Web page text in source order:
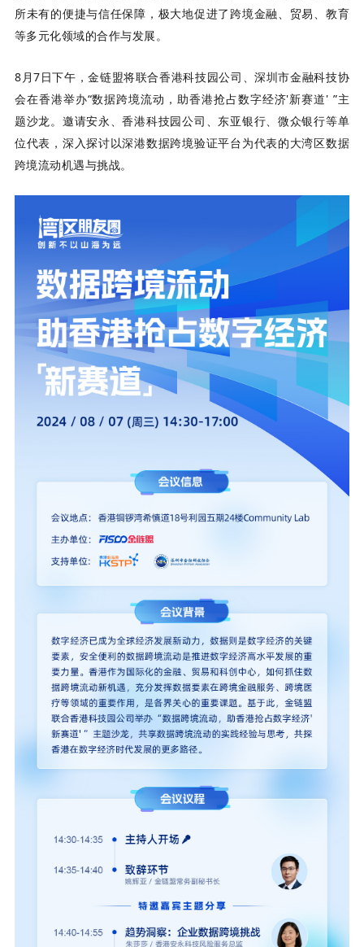
所未有的便捷与信任保障，极大地促进了跨境金融、贸易、教育
等多元化领域的合作与发展。
8月7日下午，金链盟将联合香港科技园公司、深圳市金融科技协
会在香港举办“数据跨境流动，助香港抢占数字经济'新赛道' ”主
题沙龙。邀请安永、香港科技园公司、东亚银行、微众银行等单
位代表，深入探讨以深港数据跨境验证平台为代表的大湾区数据
跨境流动机遇与挑战。